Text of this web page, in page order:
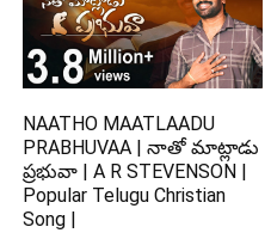
NAATHO MAATLAADU
PRABHUVAA | నాతో మాట్లాడు
ప్రభువా | A R STEVENSON |
Popular Telugu Christian
Song |